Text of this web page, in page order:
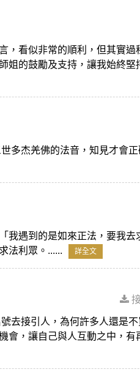
，看似非常的順利，但其實過
的鼓勵及支持，讓我始終堅
多杰羌佛的法音，知見才會
我遇到的是如來正法，要我去
法利眾。......
詳全文
去接引人，為何許多人還是
會，讓自己與人互動之中，有